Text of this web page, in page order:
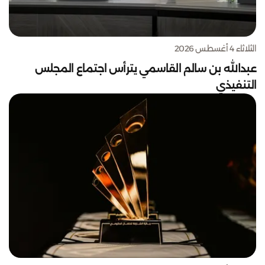
الثلاثاء 4 أغسطس 2026
عبدالله بن سالم القاسمي يترأس اجتماع المجلس
التنفيذي